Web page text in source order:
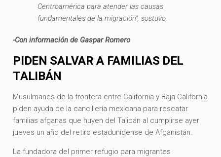
Centroamérica para atender las causas
fundamentales de la migración”, sostuvo.
-Con información de Gaspar Romero
PIDEN SALVAR A FAMILIAS DEL
TALIBÁN
Musulmanes de la frontera entre California y Baja California
piden ayuda de la cancillería mexicana para rescatar
familias afganas que huyen del Talibán al cumplirse ayer
jueves un año del retiro estadunidense de Afganistán.
La fundadora del primer refugio para migrantes